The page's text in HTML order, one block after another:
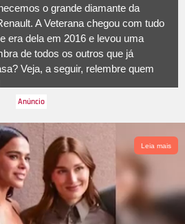
o grande diamante da
A Veterana chegou com tudo
era dela em 2016 e levou uma
de todos os outros que já
Veja, a seguir, relembre quem
Leia mais